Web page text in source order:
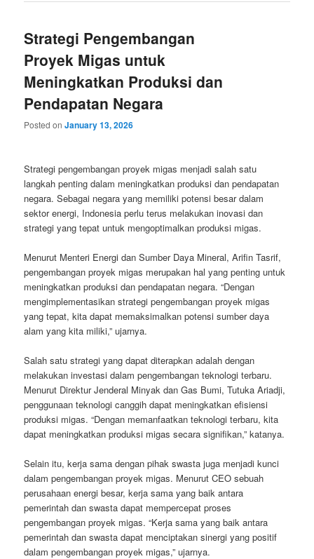
Strategi Pengembangan
Proyek Migas untuk
Meningkatkan Produksi dan
Pendapatan Negara
Posted onJanuary 13, 2026
Strategi pengembangan proyek migas menjadi salah satu
langkah penting dalam meningkatkan produksi dan pendapatan
negara. Sebagai negara yang memiliki potensi besar dalam
sektor energi, Indonesia perlu terus melakukan inovasi dan
strategi yang tepat untuk mengoptimalkan produksi migas.
Menurut Menteri Energi dan Sumber Daya Mineral, Arifin Tasrif,
pengembangan proyek migas merupakan hal yang penting untuk
meningkatkan produksi dan pendapatan negara. “Dengan
mengimplementasikan strategi pengembangan proyek migas
yang tepat, kita dapat memaksimalkan potensi sumber daya
alam yang kita miliki,” ujarnya.
Salah satu strategi yang dapat diterapkan adalah dengan
melakukan investasi dalam pengembangan teknologi terbaru.
Menurut Direktur Jenderal Minyak dan Gas Bumi, Tutuka Ariadji,
penggunaan teknologi canggih dapat meningkatkan efisiensi
produksi migas. “Dengan memanfaatkan teknologi terbaru, kita
dapat meningkatkan produksi migas secara signifikan,” katanya.
Selain itu, kerja sama dengan pihak swasta juga menjadi kunci
dalam pengembangan proyek migas. Menurut CEO sebuah
perusahaan energi besar, kerja sama yang baik antara
pemerintah dan swasta dapat mempercepat proses
pengembangan proyek migas. “Kerja sama yang baik antara
pemerintah dan swasta dapat menciptakan sinergi yang positif
dalam pengembangan proyek migas,” ujarnya.